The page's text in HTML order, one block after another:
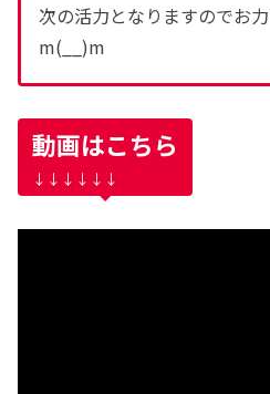
次の活力となりますのでお
m(__)m
動画はこちら
↓↓↓↓↓↓